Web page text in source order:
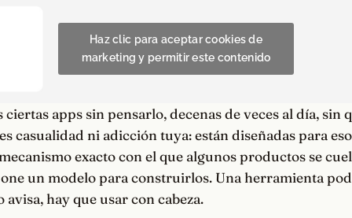
Haz clic para aceptar cookies de
marketing y permitir este contenido
ciertas apps sin pensarlo, decenas de veces al día, sin
casualidad ni adicción tuya: están diseñadas para
exacto con el que algunos productos se
un modelo para construirlos. Una herramienta
avisa, hay que usar con cabeza.